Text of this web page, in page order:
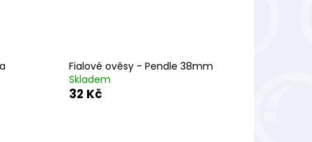
Fialové ověsy - Pendle 38mm
Skladem
32 Kč